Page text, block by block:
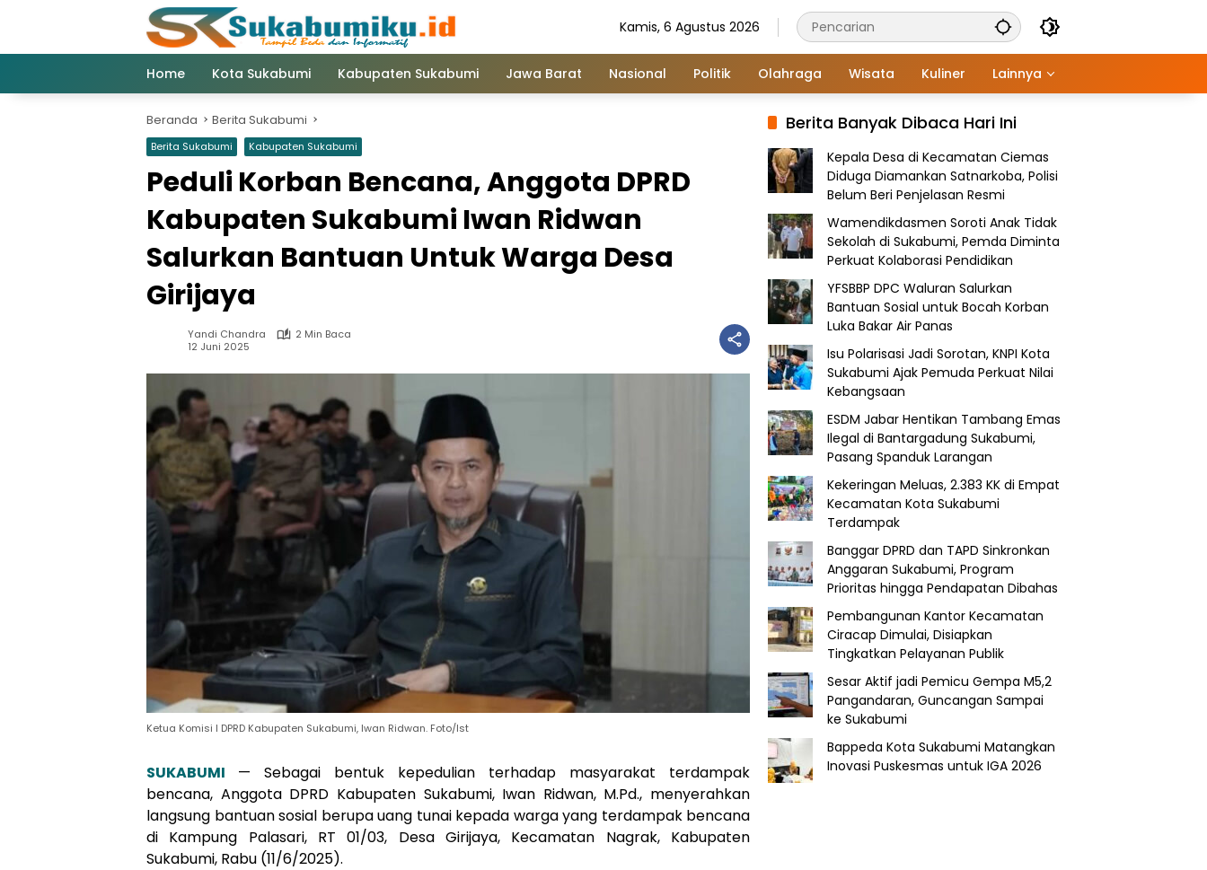
Kamis, 6 Agustus 2026
Home Kota Sukabumi Kabupaten Sukabumi Jawa Barat Nasional Politik Olahraga Wisata Kuliner Lainnya
Beranda Berita Sukabumi
Berita Sukabumi Kabupaten Sukabumi
Peduli Korban Bencana, Anggota DPRD
Kabupaten Sukabumi Iwan Ridwan
Salurkan Bantuan Untuk Warga Desa
Girijaya
Yandi Chandra
2 Min Baca
12 Juni 2025
Ketua Komisi I DPRD Kabupaten Sukabumi, Iwan Ridwan. Foto/Ist
SUKABUMI
— Sebagai bentuk kepedulian terhadap masyarakat terdampak
bencana, Anggota DPRD Kabupaten Sukabumi, Iwan Ridwan, M.Pd., menyerahkan
langsung bantuan sosial berupa uang tunai kepada warga yang terdampak bencana
di Kampung Palasari, RT 01/03, Desa Girijaya, Kecamatan Nagrak, Kabupaten
Sukabumi, Rabu (11/6/2025).
Berita Banyak Dibaca Hari Ini
Kepala Desa di Kecamatan Ciemas
Diduga Diamankan Satnarkoba, Polisi
Belum Beri Penjelasan Resmi
Wamendikdasmen Soroti Anak Tidak
Sekolah di Sukabumi, Pemda Diminta
Perkuat Kolaborasi Pendidikan
YFSBBP DPC Waluran Salurkan
Bantuan Sosial untuk Bocah Korban
Luka Bakar Air Panas
Isu Polarisasi Jadi Sorotan, KNPI Kota
Sukabumi Ajak Pemuda Perkuat Nilai
Kebangsaan
ESDM Jabar Hentikan Tambang Emas
Ilegal di Bantargadung Sukabumi,
Pasang Spanduk Larangan
Kekeringan Meluas, 2.383 KK di Empat
Kecamatan Kota Sukabumi
Terdampak
Banggar DPRD dan TAPD Sinkronkan
Anggaran Sukabumi, Program
Prioritas hingga Pendapatan Dibahas
Pembangunan Kantor Kecamatan
Ciracap Dimulai, Disiapkan
Tingkatkan Pelayanan Publik
Sesar Aktif jadi Pemicu Gempa M5,2
Pangandaran, Guncangan Sampai
ke Sukabumi
Bappeda Kota Sukabumi Matangkan
Inovasi Puskesmas untuk IGA 2026